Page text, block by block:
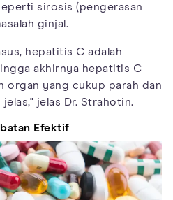
sirosis (pengerasan
ginjal.
hepatitis C adalah
akhirnya hepatitis C
organ yang cukup parah dan
jelas Dr. Strahotin.
Efektif